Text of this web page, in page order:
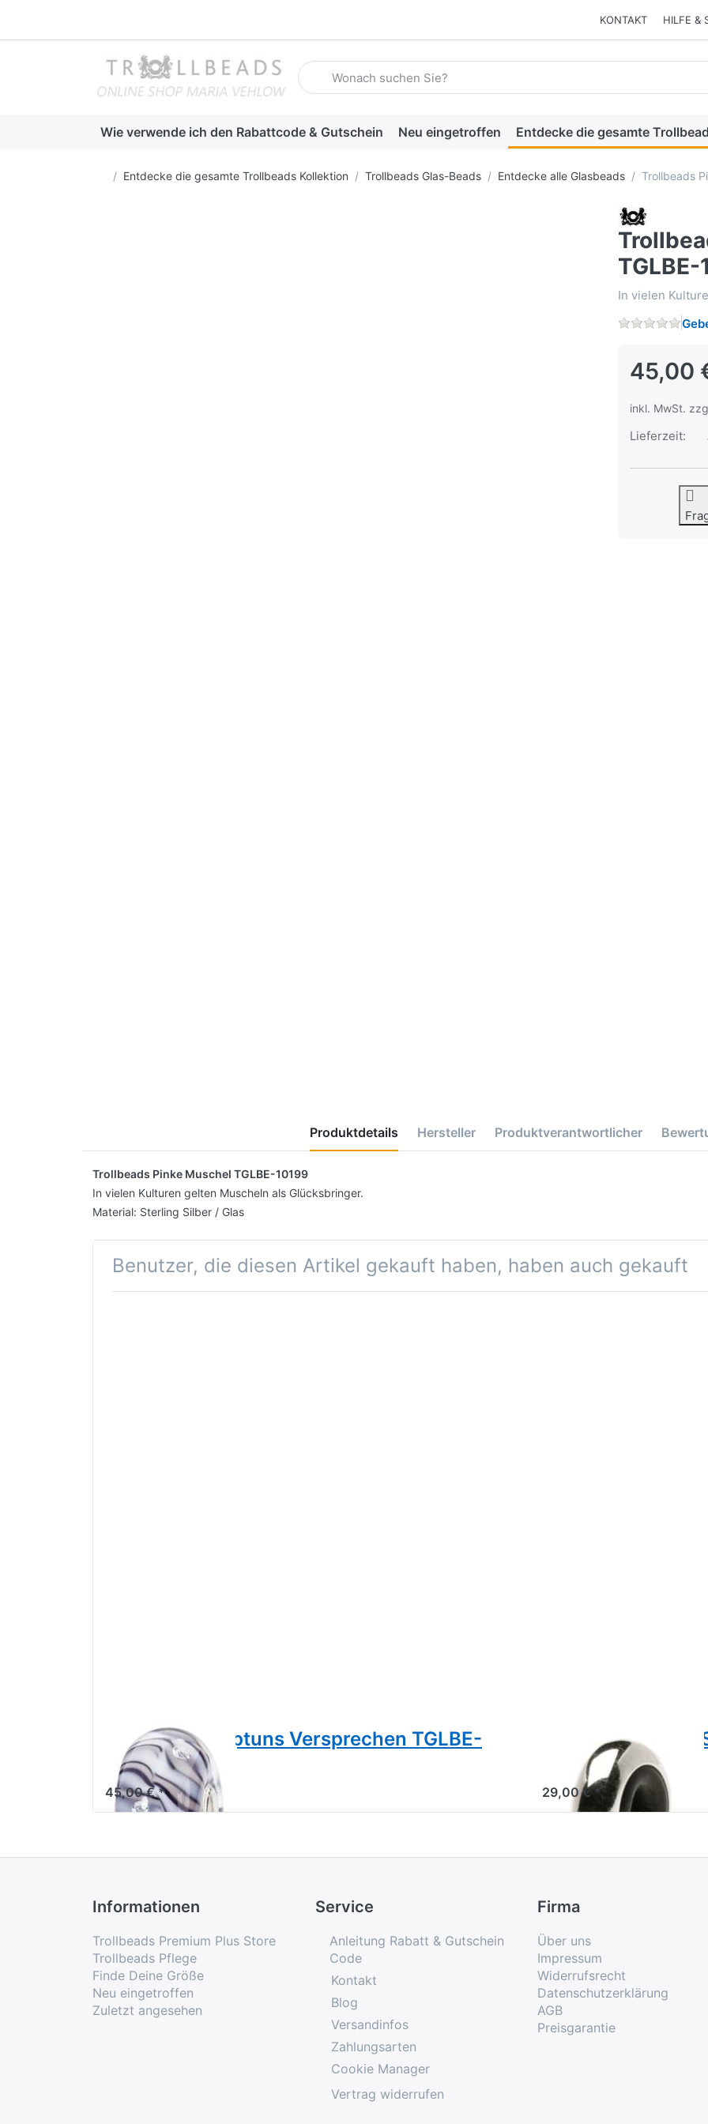
KONTAKT HILFE &
Geben Sie einen Suchbegriff ein. Während Sie tippen, erscheinen
Wie verwende ich den Rabattcode & Gutschein Neu eingetroffen Entdecke die gesamte
Startseite
Entdecke die gesamte Trollbeads Kollektion Trollbeads Glas-Beads Entdecke alle Glasbeads Trollbeads
TGLBE-
In vielen
45,00
inkl. MwSt.
Lieferzeit:
Produktdetails Hersteller Produktverantwortlicher
Trollbeads Pinke Muschel TGLBE-10199
In vielen Kulturen gelten Muscheln als Glücksbringer.
Material: Sterling Silber / Glas
Benutzer, die diesen Artikel gekauft haben, haben auch gekauft
Trollbeads Neptuns Versprechen TGLBE-
10201
45,00 € *
Trollbeads
00073
29,00 € *
Informationen
Trollbeads Premium Plus Store
Trollbeads Pflege
Finde Deine Größe
Neu eingetroffen
Zuletzt angesehen
Service
Anleitung Rabatt & Gutschein
Code
Kontakt
Blog
Versandinfos
Zahlungsarten
Cookie Manager
Vertrag widerrufen
Firma
Über uns
Impressum
Widerrufsrecht
Datenschutzerklärung
AGB
Preisgarantie